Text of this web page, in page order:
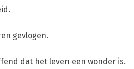
gevlogen.
dat het leven een wonder is.